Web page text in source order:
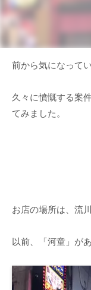
前から気になって
久々に憤慨する案
てみました。
お店の場所は、流
以前、「河童」が